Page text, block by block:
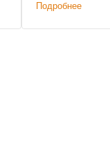
Подробнее